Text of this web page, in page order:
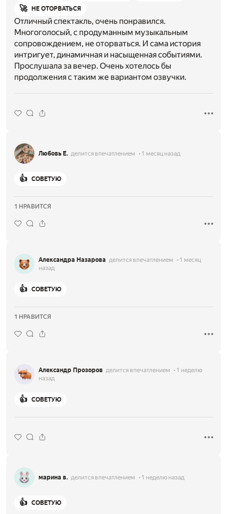
🚀 НЕ ОТОРВАТЬСЯ
Отличный спектакль, очень понравился.
Многоголосый, с продуманным музыкальным
сопровождением, не оторваться. И сама история
интригует, динамичная и насыщенная событиями.
Прослушала за вечер. Очень хотелось бы
продолжения с таким же вариантом озвучки.
Любовь Е. делится впечатлением 1 месяц назад
👍 СОВЕТУЮ
1 НРАВИТСЯ
Александра Назарова делится впечатлением
1 месяц
назад
👍 СОВЕТУЮ
1 НРАВИТСЯ
Александр Прозоров делится впечатлением
1 неделю
назад
👍 СОВЕТУЮ
марина в. делится впечатлением 1 неделю назад
👍 СОВЕТУЮ